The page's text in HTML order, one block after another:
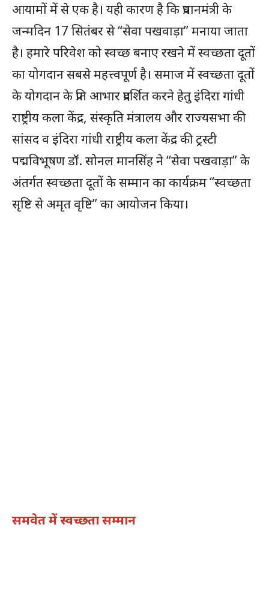
आयामों में से एक है। यही कारण है कि प्रधानमंत्री के
जन्मदिन 17 सितंबर से “सेवा पखवाड़ा” मनाया जाता
है। हमारे परिवेश को स्वच्छ बनाए रखने में स्वच्छता दूतों
का योगदान सबसे महत्त्वपूर्ण है। समाज में स्वच्छता दूतों
के योगदान के प्रति आभार प्रदर्शित करने हेतु इंदिरा गांधी
राष्ट्रीय कला केंद्र, संस्कृति मंत्रालय और राज्यसभा की
सांसद व इंदिरा गांधी राष्ट्रीय कला केंद्र की ट्रस्टी
पद्मविभूषण डॉ. सोनल मानसिंह ने “सेवा पखवाड़ा” के
अंतर्गत स्वच्छता दूतों के सम्मान का कार्यक्रम “स्वच्छता
सृष्टि से अमृत वृष्टि” का आयोजन किया।
समवेत में स्वच्छता सम्मान